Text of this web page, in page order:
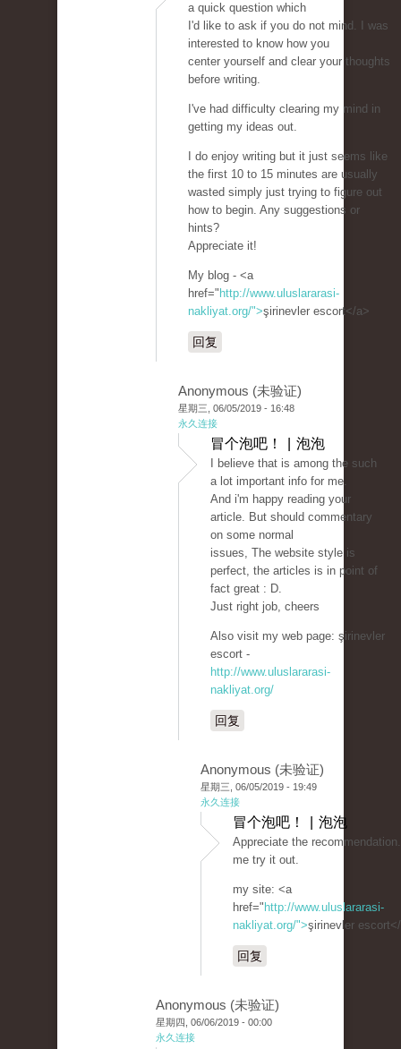
a quick question which
I'd like to ask if you do not mind. I was
interested to know how you
center yourself and clear your thoughts
before writing.
I've had difficulty clearing my mind in
getting my ideas out.
I do enjoy writing but it just seems like
the first 10 to 15 minutes are usually
wasted simply just trying to figure out
how to begin. Any suggestions or
hints?
Appreciate it!
My blog - <a
href=" http://www.uluslararasi-
nakliyat.org/">şirinevler escort</a>
回复
Anonymous (未验证)
星期三, 06/05/2019 - 16:48
永久连接
冒个泡吧！ | 泡泡
I believe that is among the such
a lot important info for me.
And i'm happy reading your
article. But should commentary
on some normal
issues, The website style is
perfect, the articles is in point of
fact great : D.
Just right job, cheers
Also visit my web page: şirinevler
escort -
http://www.uluslararasi-
nakliyat.org/
回复
Anonymous (未验证)
星期三, 06/05/2019 - 19:49
永久连接
冒个泡吧！ | 泡泡
Appreciate the
me try it out.
my site: <a
href=" http://www.uluslararasi-
nakliyat.org/">şirinevler
回复
Anonymous (未验证)
星期四, 06/06/2019 - 00:00
永久连接